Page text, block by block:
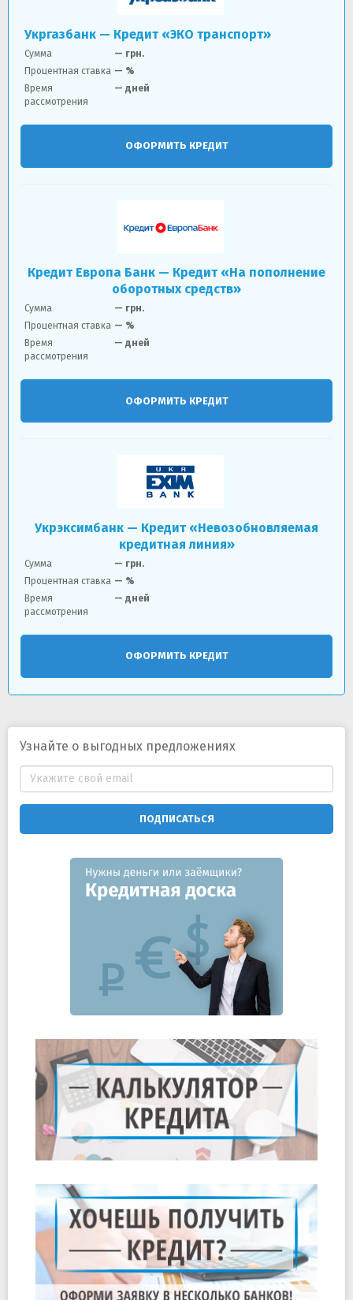
Укргазбанк — Кредит «ЭКО транспорт»
Сумма — грн.
Процентная ставка — %
Время
рассмотрения
— дней
ОФОРМИТЬ КРЕДИТ
Кредит Европа Банк — Кредит «На пополнение
оборотных средств»
Сумма — грн.
Процентная ставка — %
Время
рассмотрения
— дней
ОФОРМИТЬ КРЕДИТ
Укрэксимбанк — Кредит «Невозобновляемая
кредитная линия»
Сумма — грн.
Процентная ставка — %
Время
рассмотрения
— дней
ОФОРМИТЬ КРЕДИТ
Узнайте о выгодных предложениях
ПОДПИСАТЬСЯ